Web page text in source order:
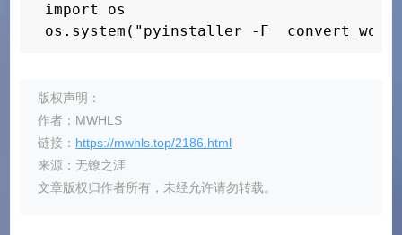
    input("按下回车复制文章内容。")
    pyperclip.copy(html_data[1])
def get_from_page():
page_url = input("请输入页面地址（回车爬
    if page_url == '':
        page_url = "https://mwhls.top/"
import os
os.system("pyinstaller -F
版权声明：
作者：MWHLS
链接： https://mwhls.top/2186.html
来源：无镣之涯
文章版权归作者所有，未经允许请勿转载。